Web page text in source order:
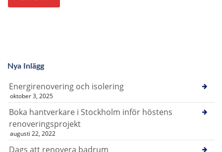
Nya Inlägg
Energirenovering och isolering
oktober 3, 2025
Boka hantverkare i Stockholm inför höstens
renoveringsprojekt
augusti 22, 2022
Dags att renovera badrum